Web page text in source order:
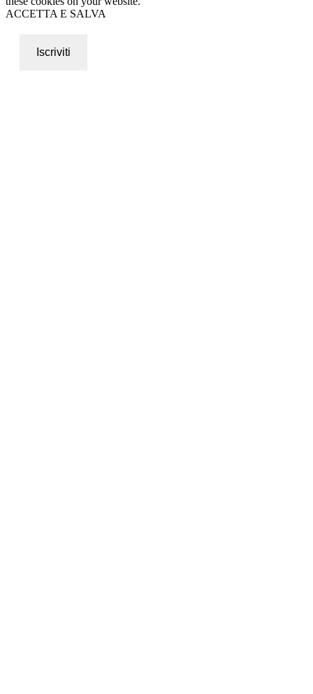
ACCETTA E SALVA
Iscriviti